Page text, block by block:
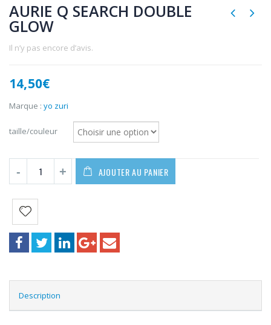
AURIE Q SEARCH DOUBLE
GLOW
Il n’y pas encore d’avis.
14,50€
Marque : yo zuri
taille/couleur
AJOUTER AU PANIER
Description